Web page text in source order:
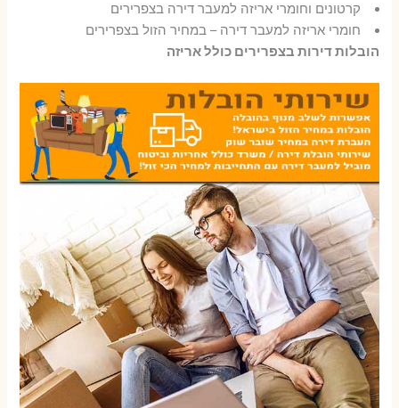
קרטונים וחומרי אריזה למעבר דירה בצפרירים
חומרי אריזה למעבר דירה – במחיר הזול בצפרירים
הובלות דירות בצפרירים כולל אריזה